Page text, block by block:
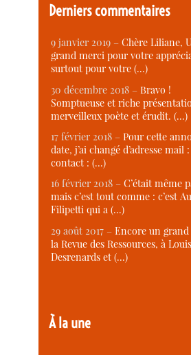
Derniers commentaires
9 janvier 2019 –Chère Liliane,
grand merci pour votre
surtout pour votre (…)
30 décembre 2018 –Bravo !
Somptueuse et riche
merveilleux poète et érudit. (…)
17 février 2018 –Pour cette
date, j’ai changé d’adresse mail :
contact : (…)
16 février 2018 –C’était même
mais c’est tout comme : c’est
Filipetti qui a (…)
29 août 2017 –Encore un
la Revue des Ressources, à
Desrenards et (…)
À la une